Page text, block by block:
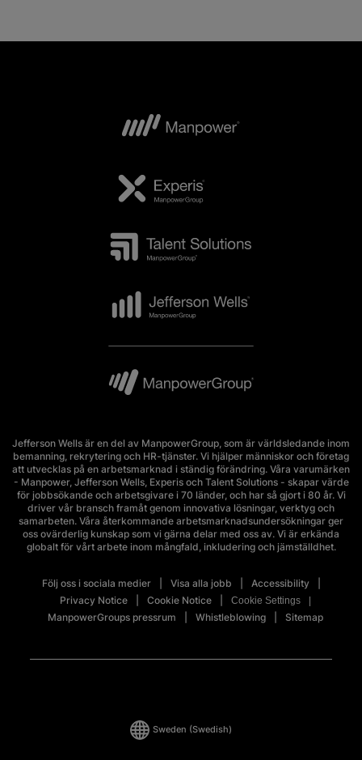
Jefferson Wells är en del av ManpowerGroup, som är världsledande inom
bemanning, rekrytering och HR-tjänster. Vi hjälper människor och företag
att utvecklas på en arbetsmarknad i ständig förändring. Våra varumärken
- Manpower, Jefferson Wells, Experis och Talent Solutions - skapar värde
för jobbsökande och arbetsgivare i 70 länder, och har så gjort i 80 år. Vi
driver vår bransch framåt genom innovativa lösningar, verktyg och
samarbeten. Våra återkommande arbetsmarknadsundersökningar ger
oss ovärderlig kunskap som vi gärna delar med oss av. Vi är erkända
globalt för vårt arbete inom mångfald, inkludering och jämställdhet.
Följ oss i sociala medier Visa alla jobb
Accessibility
Privacy Notice
Cookie Notice Cookie Settings
ManpowerGroups pressrum Whistleblowing Sitemap
Sweden (Swedish)